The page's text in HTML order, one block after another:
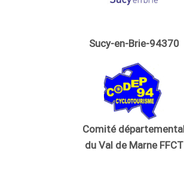
Sucy-en-Brie-94370
Comité départemental
du Val de Marne FFCT